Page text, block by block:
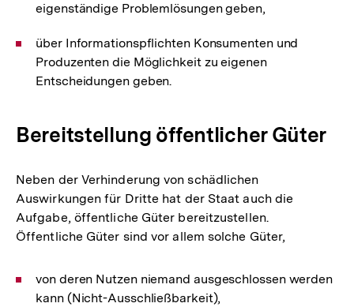
eigenständige Problemlösungen geben,
über Informationspflichten Konsumenten und
Produzenten die Möglichkeit zu eigenen
Entscheidungen geben.
Bereitstellung öffentlicher Güter
Neben der Verhinderung von schädlichen
Auswirkungen für Dritte hat der Staat auch die
Aufgabe, öffentliche Güter bereitzustellen.
Öffentliche Güter sind vor allem solche Güter,
von deren Nutzen niemand ausgeschlossen werden
kann (Nicht-Ausschließbarkeit),